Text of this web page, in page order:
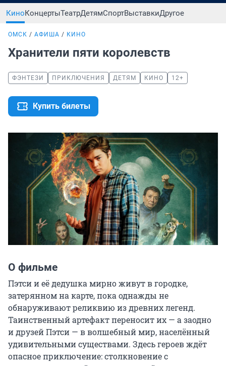
КиноКонцертыТеатрДетямСпортВыставкиДругое
ОМСК АФИША КИНО
Хранители пяти королевств
ФЭНТЕЗИ ПРИКЛЮЧЕНИЯ ДЕТЯМ КИНО 12+
Купить билеты
О фильме
Пэтси и её дедушка мирно живут в городке,
затерянном на карте, пока однажды не
обнаруживают реликвию из древних легенд.
Таинственный артефакт переносит их — а заодно
и друзей Пэтси — в волшебный мир, населённый
удивительными существами. Здесь героев ждёт
опасное приключение: столкновение с